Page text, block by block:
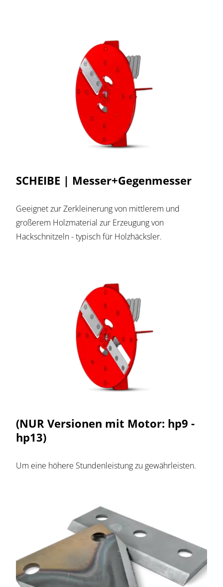
SCHEIBE | Messer+Gegenmesser
Geeignet zur Zerkleinerung von mittlerem und
großerem Holzmaterial zur Erzeugung von
Hackschnitzeln - typisch für Holzhäcksler.
(NUR Versionen mit Motor: hp9 -
hp13)
Um eine höhere Stundenleistung zu gewährleisten.